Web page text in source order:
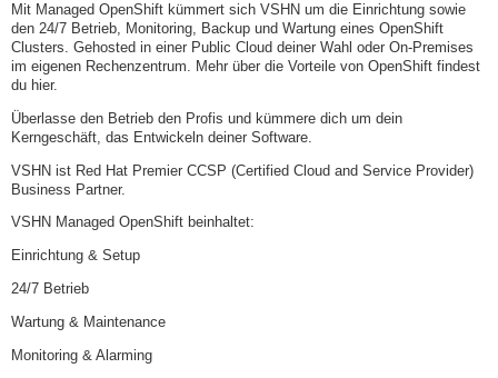
Mit Managed OpenShift kümmert sich VSHN um die Einrichtung sowie
den 24/7 Betrieb, Monitoring, Backup und Wartung eines OpenShift
Clusters. Gehosted in einer Public Cloud deiner Wahl oder On-Premises
im eigenen Rechenzentrum. Mehr über die Vorteile von OpenShift findest
du hier.
Überlasse den Betrieb den Profis und kümmere dich um dein
Kerngeschäft, das Entwickeln deiner Software.
VSHN ist Red Hat Premier CCSP (Certified Cloud and Service Provider)
Business Partner.
VSHN Managed OpenShift beinhaltet:
Einrichtung & Setup
24/7 Betrieb
Wartung & Maintenance
Monitoring & Alarming